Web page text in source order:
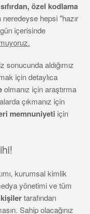
sıfırdan, özel kodlama
hepsi "hazır
içerisinde
aldığımız
için detaylıca
olmanız için araştırma
çıkmanız için
memnuniyeti için
kurumsal kimlik
yönetimi ve tüm
tarafından
Sahip olacağınız